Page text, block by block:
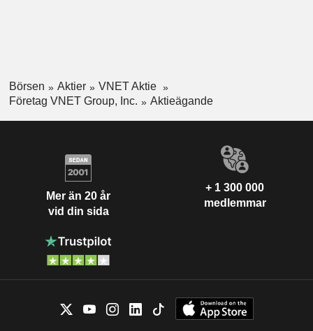
Börsen Aktier
VNET Aktie
Företag VNET Group, Inc.
Aktieägande
Mer än 20 år
vid din sida
+ 1 300 000
medlemmar